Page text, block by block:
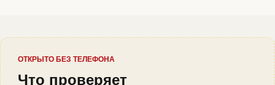
ОТКРЫТО БЕЗ ТЕЛЕФОНА
Что проверяет